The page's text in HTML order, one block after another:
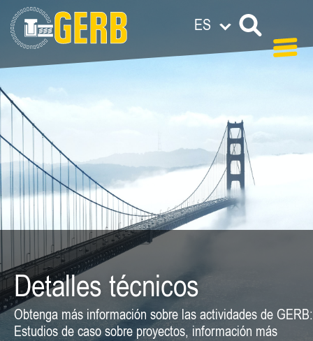
ES
Detalles técnicos
Obtenga más información sobre las actividades de GERB:
Estudios de caso sobre proyectos, información más